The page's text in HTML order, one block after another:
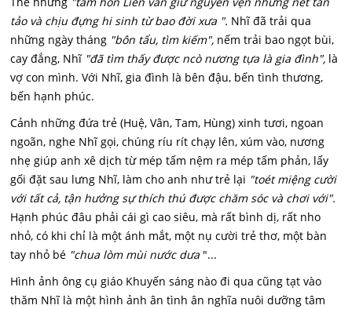
tảo và chịu đựng hi sinh từ bao đời xưa ". Nhĩ đã trải qua
những ngày tháng "bôn tẩu, tìm kiếm", nếm trải bao ngọt bùi,
cay đắng, Nhĩ "đã tìm thấy được ncò nương tựa là gia đình", là
vợ con mình. Với Nhĩ, gia đình là bên đậu, bến tình thương,
bến hạnh phúc.
Cảnh những đứa trẻ (Huệ, Vân, Tam, Hùng) xinh tươi, ngoan
ngoãn, nghe Nhĩ gọi, chúng ríu rít chạy lên, xúm vào, nương
nhẹ giúp anh xê dịch từ mép tấm nệm ra mép tấm phản, lấy
gối đặt sau lưng Nhĩ, làm cho anh như trẻ lại "toét miệng cười
với tất cả, tận hưởng sự thích thú được chăm sóc và chơi với".
Hạnh phúc đâu phải cái gì cao siêu, mà rất bình dị, rất nho
nhỏ, có khi chỉ là một ánh mắt, một nụ cười trẻ thơ, một bàn
tay nhỏ bé "chua lòm mùi nước dưa "...
Hình ảnh ông cụ giáo Khuyến sáng nào đi qua cũng tạt vào
thăm Nhĩ là một hình ảnh ân tình ân nghĩa nuôi dưỡng tâm